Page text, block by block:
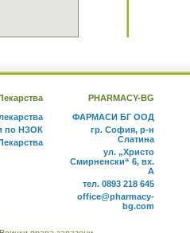
по НЗОК
PHARMACY-BG
ФАРМАСИ БГ ООД
гр. София, р-н
Слатина
ул. „Христо
Смирненски“ 6, вх.
А
тел. 0893 218 645
office@pharmacy-
bg.com